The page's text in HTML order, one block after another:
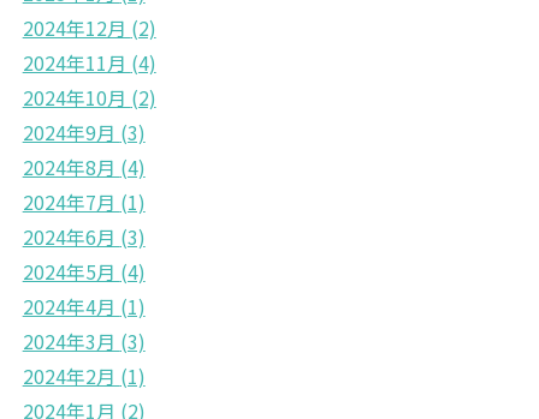
2024年12月 (2)
2024年11月 (4)
2024年10月 (2)
2024年9月 (3)
2024年8月 (4)
2024年7月 (1)
2024年6月 (3)
2024年5月 (4)
2024年4月 (1)
2024年3月 (3)
2024年2月 (1)
2024年1月 (2)